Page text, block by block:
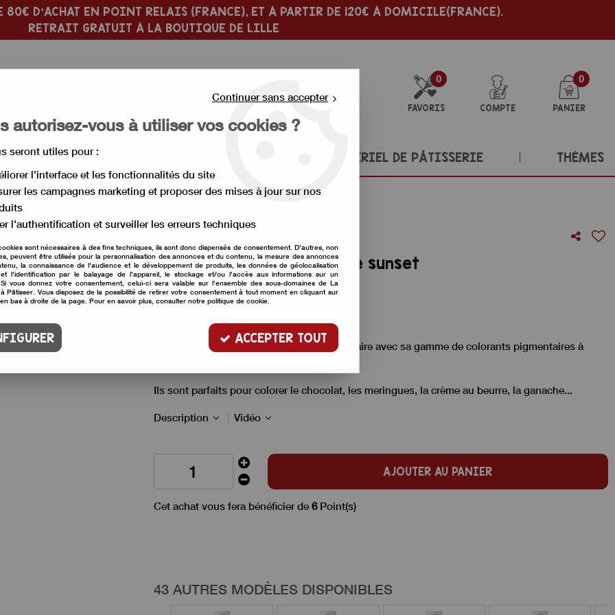
D'ACHAT EN POINT RELAIS (FRANCE), ET À PARTIR DE 120€ À DOMICILE(FRANCE).
RETRAIT GRATUIT À LA BOUTIQUE DE LILLE
0
FAVORIS COMPTE
0
PANIER
MATÉRIEL DE PÂTISSERIE THÈMES
liposoluble >Colorant Colour Mill orange sunset
Colorant Colour Mill orange sunset
Soyez le premier à donner votre avis !
Colour Mill révolutionne la couleur alimentaire avec sa gamme de colorants pigmentaires à
Ils sont parfaits pour colorer le chocolat, les meringues, la crème au beurre, la ganache...
Description Vidéo
AJOUTER AU PANIER
Cet achat vous fera bénéficier de 6Point(s)
43 AUTRES MODÈLES DISPONIBLES
Continuer sans accepter
autorisez-vous à utiliser vos cookies ?
seront utiles pour :
l'interface et les fonctionnalités du site
les campagnes marketing et proposer des mises à jour sur nos
l'authentification et surveiller les erreurs techniques
sont nécessaires à des fins techniques, ils sont donc dispensés de consentement. D'autres, non
peuvent être utilisés pour la personnalisation des annonces et du contenu, la mesure des annonces
la connaissance de l'audience et le développement de produits, les données de géolocalisation
l'identification par le balayage de l'appareil, le stockage et/ou l'accès aux informations sur un
vous donnez votre consentement, celui-ci sera valable sur l’ensemble des sous-domaines de La
Pâtisser. Vous disposez de la possibilité de retirer votre consentement à tout moment en cliquant sur
bas à droite de la page. Pour en savoir plus, consulter notre politique de cookie.
ACCEPTER TOUT